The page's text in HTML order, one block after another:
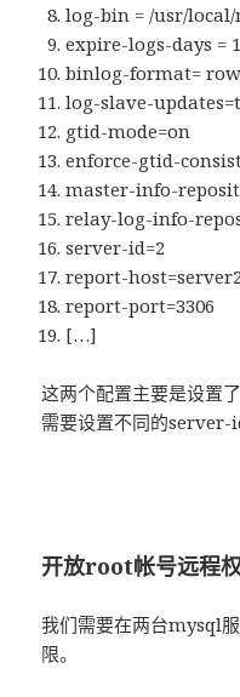
log-bin = /usr/
expire-logs-days =
binlog-format= row
log-slave-
gtid-mode=on
enforce-gtid-
master-info-
relay-log-info-
server-id=2
report-
report-port=3306
[…]
这两个配置主要是设置
需要设置不同的server-
开放root帐号远程
我们需要在两台mysql
限。